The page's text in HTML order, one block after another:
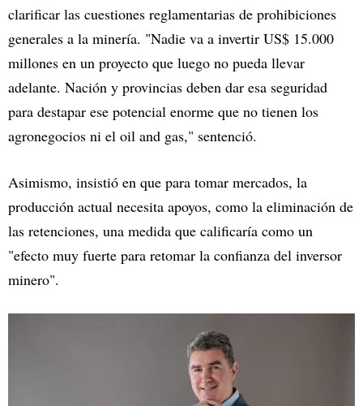
clarificar las cuestiones reglamentarias de prohibiciones
generales a la minería. "Nadie va a invertir US$ 15.000
millones en un proyecto que luego no pueda llevar
adelante. Nación y provincias deben dar esa seguridad
para destapar ese potencial enorme que no tienen los
agronegocios ni el oil and gas," sentenció.
Asimismo, insistió en que para tomar mercados, la
producción actual necesita apoyos, como la eliminación de
las retenciones, una medida que calificaría como un
"efecto muy fuerte para retomar la confianza del inversor
minero".